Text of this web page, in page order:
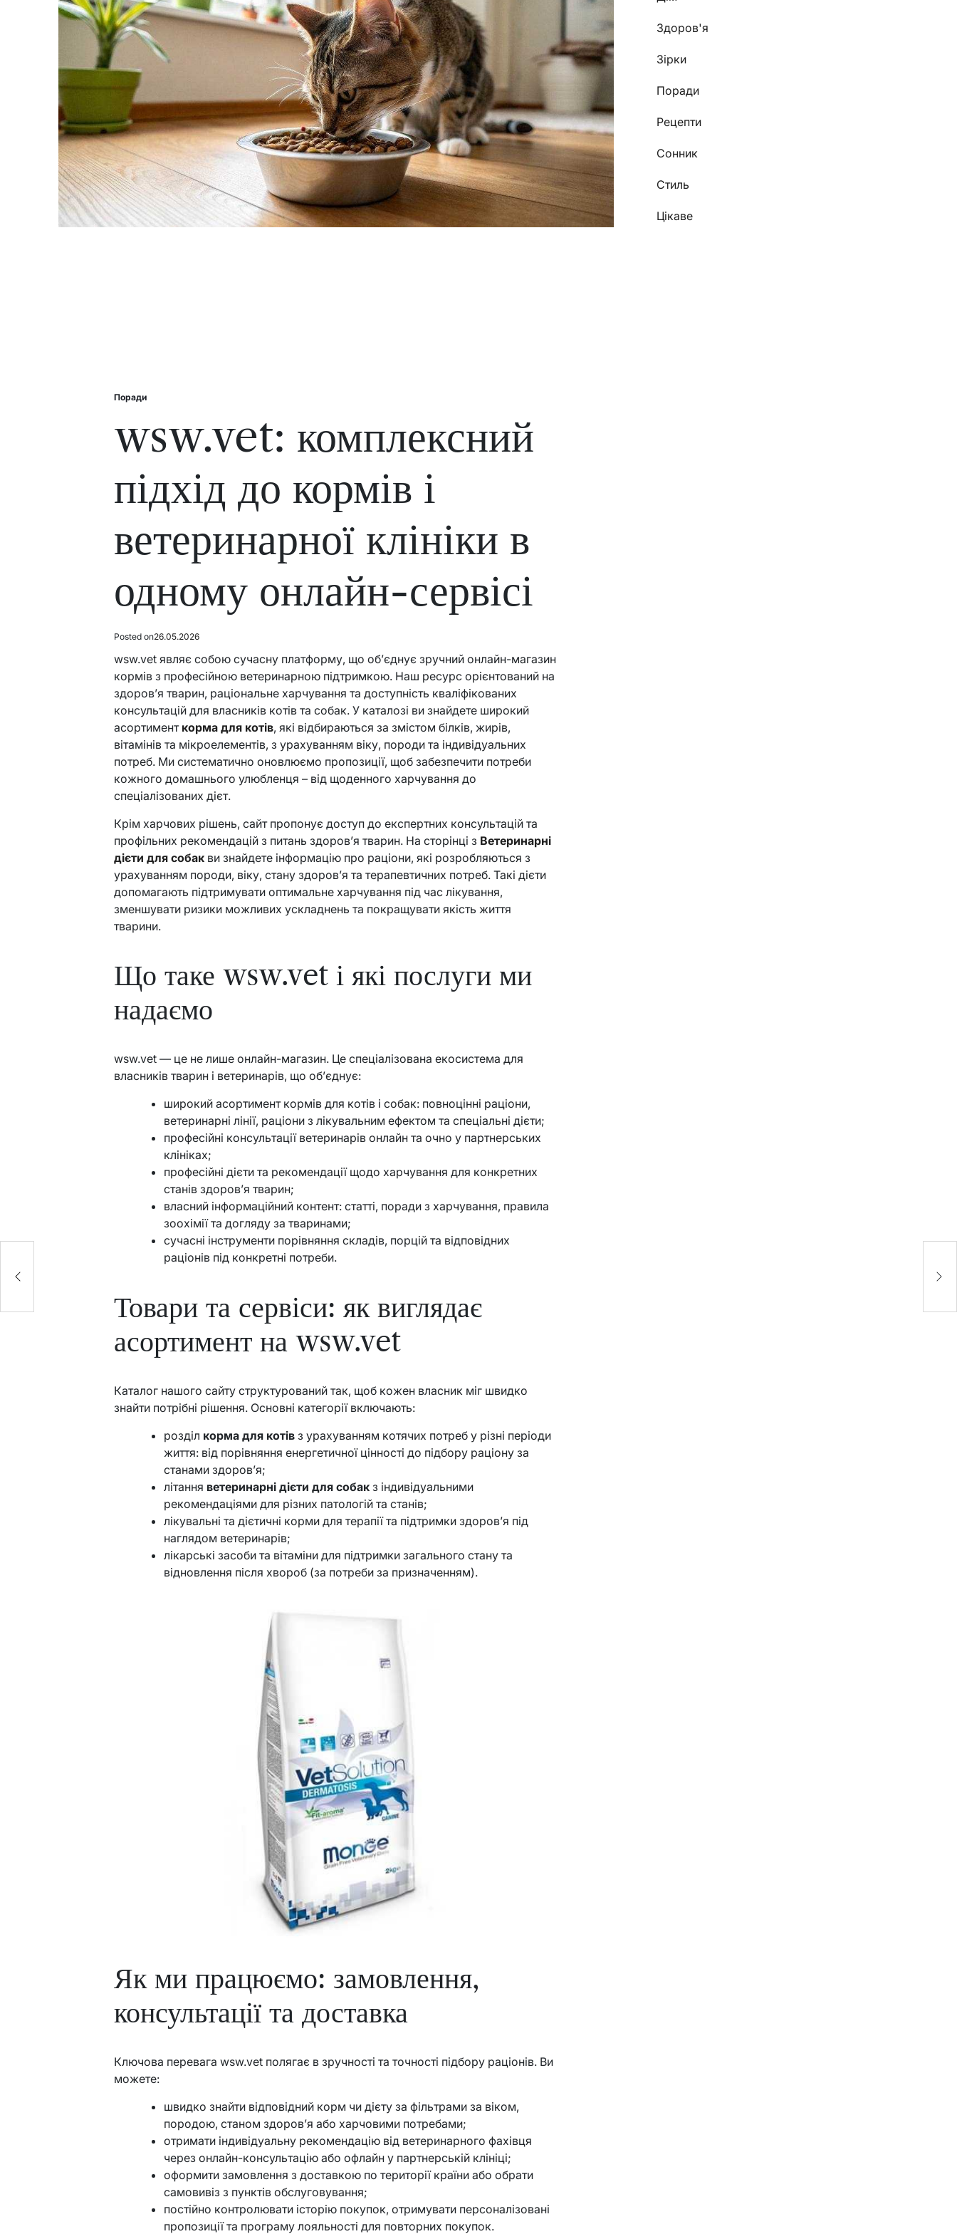
Posted
Поради
wsw.vet: комплексний
підхід до кормів і
ветеринарної клініки в
одному онлайн-сервісі
Posted on26.05.2026
wsw.vet являє собою сучасну платформу, що об’єднує зручний онлайн-магазин
кормів з професійною ветеринарною підтримкою. Наш ресурс орієнтований на
здоров’я тварин, раціональне харчування та доступність кваліфікованих
консультацій для власників котів та собак. У каталозі ви знайдете широкий
асортимент корма для котів, які відбираються за змістом білків, жирів,
вітамінів та мікроелементів, з урахуванням віку, породи та індивідуальних
потреб. Ми систематично оновлюємо пропозиції, щоб забезпечити потреби
кожного домашнього улюбленця – від щоденного харчування до
спеціалізованих дієт.
Крім харчових рішень, сайт пропонує доступ до експертних консультацій та
профільних рекомендацій з питань здоров’я тварин. На сторінці з Ветеринарні
дієти для собак ви знайдете інформацію про раціони, які розробляються з
урахуванням породи, віку, стану здоров’я та терапевтичних потреб. Такі дієти
допомагають підтримувати оптимальне харчування під час лікування,
зменшувати ризики можливих ускладнень та покращувати якість життя
тварини.
Що таке wsw.vet і які послуги ми
надаємо
wsw.vet — це не лише онлайн-магазин. Це спеціалізована екосистема для
власників тварин і ветеринарів, що об’єднує:
широкий асортимент кормів для котів і собак: повноцінні раціони,
ветеринарні лінії, раціони з лікувальним ефектом та спеціальні дієти;
професійні консультації ветеринарів онлайн та очно у партнерських
клініках;
професійні дієти та рекомендації щодо харчування для конкретних
станів здоров’я тварин;
власний інформаційний контент: статті, поради з харчування, правила
зоохімії та догляду за тваринами;
сучасні інструменти порівняння складів, порцій та відповідних
раціонів під конкретні потреби.
Товари та сервіси: як виглядає
асортимент на wsw.vet
Каталог нашого сайту структурований так, щоб кожен власник міг швидко
знайти потрібні рішення. Основні категорії включають:
розділ корма для котів з урахуванням котячих потреб у різні періоди
життя: від порівняння енергетичної цінності до підбору раціону за
станами здоров’я;
літання ветеринарні дієти для собак з індивідуальними
рекомендаціями для різних патологій та станів;
лікувальні та дієтичні корми для терапії та підтримки здоров’я під
наглядом ветеринарів;
лікарські засоби та вітаміни для підтримки загального стану та
відновлення після хвороб (за потреби за призначенням).
Як ми працюємо: замовлення,
консультації та доставка
Ключова перевага wsw.vet полягає в зручності та точності підбору раціонів. Ви
можете:
швидко знайти відповідний корм чи дієту за фільтрами за віком,
породою, станом здоров’я або харчовими потребами;
отримати індивідуальну рекомендацію від ветеринарного фахівця
через онлайн-консультацію або офлайн у партнерській клініці;
оформити замовлення з доставкою по території країни або обрати
самовивіз з пунктів обслуговування;
постійно контролювати історію покупок, отримувати персоналізовані
пропозиції та програму лояльності для повторних покупок.
Здоров'я
Зірки
Поради
Рецепти
Сонник
Стиль
Цікаве